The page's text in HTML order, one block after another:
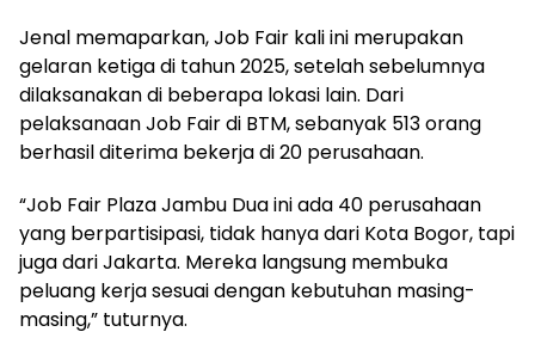
Jenal memaparkan, Job Fair kali ini merupakan
gelaran ketiga di tahun 2025, setelah sebelumnya
dilaksanakan di beberapa lokasi lain. Dari
pelaksanaan Job Fair di BTM, sebanyak 513 orang
berhasil diterima bekerja di 20 perusahaan.
“Job Fair Plaza Jambu Dua ini ada 40 perusahaan
yang berpartisipasi, tidak hanya dari Kota Bogor, tapi
juga dari Jakarta. Mereka langsung membuka
peluang kerja sesuai dengan kebutuhan masing-
masing,” tuturnya.